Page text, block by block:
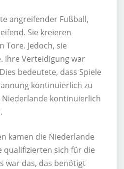
angreifender Fußball,
Sie kreieren
Tore. Jedoch, sie
Ihre Verteidigung war
bedeutete, dass Spiele
kontinuierlich zu
kontinuierlich
kamen die Niederlande
qualifizierten sich für die
war das, das benötigt